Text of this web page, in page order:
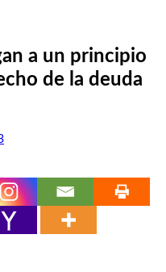
a un principio
de la deuda